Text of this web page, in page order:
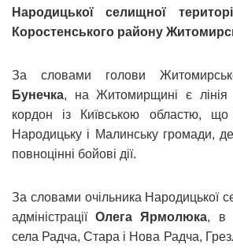
Народицької селищної
Коростенського району
За словами голови
Бунечка, на Житомирщині є
кордон із Київською областю, що
Народицьку і Малинську громади,
повноцінні бойові дії.
За словами очільника Народицької
адміністраціїОлега Ярмолюка, в
села Радча, Стара і Нова Радча,